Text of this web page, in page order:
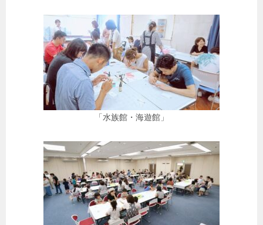
「水族館・海遊館」